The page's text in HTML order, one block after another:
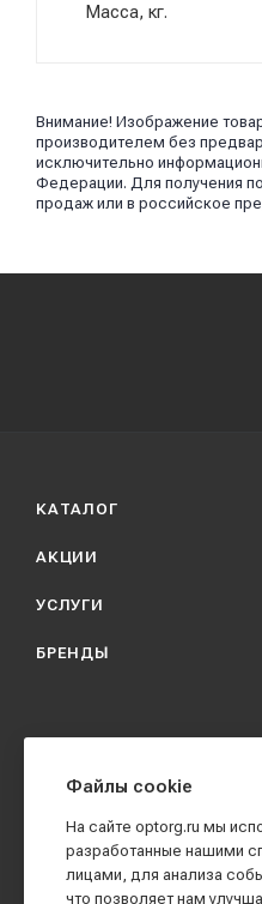
Масса,
Внимание! Изображение
производителем без
исключительно
Федерации. Для получения
продаж или в российское
КАТАЛОГ
АКЦИИ
УСЛУГИ
БРЕНДЫ
Файлы cookie
На сайте optorg.ru мы
разработанные нашими
лицами, для анализа
что позволяет нам